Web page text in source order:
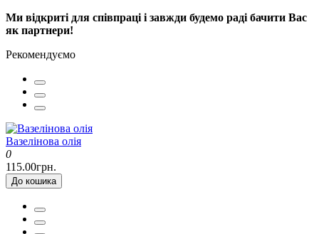
Ми відкриті для співпраці і завжди будемо раді бачити Вас
як партнери!
Рекомендуємо
Вазелінова олія
0
115.00грн.
До кошика